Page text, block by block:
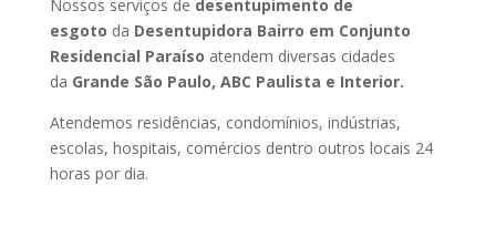
Nossos serviços de desentupimento de
esgoto da Desentupidora Bairro em Conjunto
Residencial Paraíso atendem diversas cidades
da Grande São Paulo, ABC Paulista e Interior.
Atendemos residências, condomínios, indústrias,
escolas, hospitais, comércios dentro outros locais 24
horas por dia.